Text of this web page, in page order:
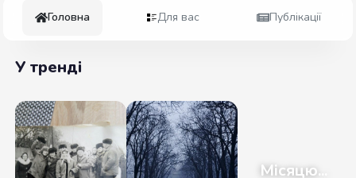
Головна Для вас Публікації
У тренді
Місяцю...